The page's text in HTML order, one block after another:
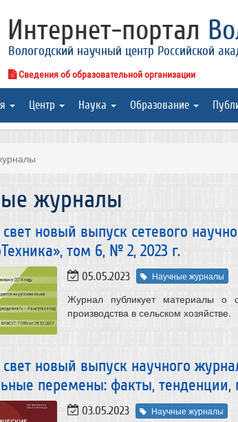
Интернет-портал
Вологодский научный центр Российской
Сведения об образовательной организации
Центр Наука Образование
журналы
новый выпуск сетевого
том 6, № 2, 2023 г.
05.05.2023 Научные журналы
Журнал публикует материалы о
производства в сельском хозяйстве.
новый выпуск научного
перемены: факты, тенденции,
03.05.2023 Научные журналы